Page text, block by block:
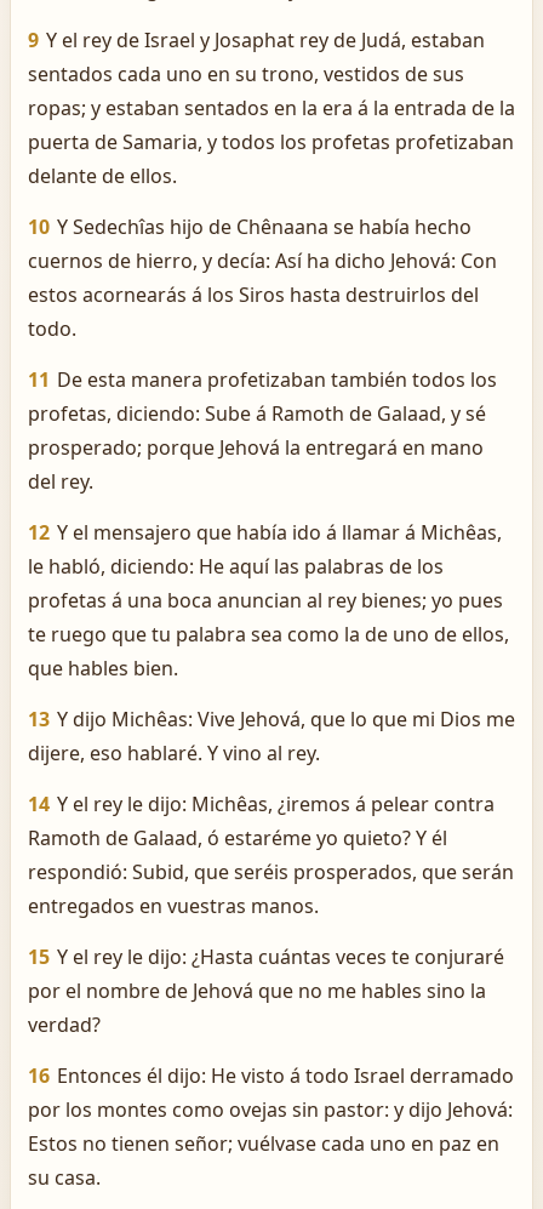
9 Y el rey de Israel y Josaphat rey de Judá, estaban
sentados cada uno en su trono, vestidos de sus
ropas; y estaban sentados en la era á la entrada de la
puerta de Samaria, y todos los profetas profetizaban
delante de ellos.
10 Y Sedechîas hijo de Chênaana se había hecho
cuernos de hierro, y decía: Así ha dicho Jehová: Con
estos acornearás á los Siros hasta destruirlos del
todo.
11 De esta manera profetizaban también todos los
profetas, diciendo: Sube á Ramoth de Galaad, y sé
prosperado; porque Jehová la entregará en mano
del rey.
12 Y el mensajero que había ido á llamar á Michêas,
le habló, diciendo: He aquí las palabras de los
profetas á una boca anuncian al rey bienes; yo pues
te ruego que tu palabra sea como la de uno de ellos,
que hables bien.
13 Y dijo Michêas: Vive Jehová, que lo que mi Dios me
dijere, eso hablaré. Y vino al rey.
14 Y el rey le dijo: Michêas, ¿iremos á pelear contra
Ramoth de Galaad, ó estaréme yo quieto? Y él
respondió: Subid, que seréis prosperados, que serán
entregados en vuestras manos.
15 Y el rey le dijo: ¿Hasta cuántas veces te conjuraré
por el nombre de Jehová que no me hables sino la
verdad?
16 Entonces él dijo: He visto á todo Israel derramado
por los montes como ovejas sin pastor: y dijo Jehová:
Estos no tienen señor; vuélvase cada uno en paz en
su casa.